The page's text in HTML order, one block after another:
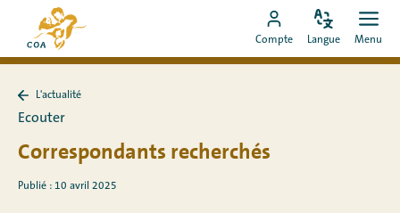
directement
au
Vers
la
page
de
MyCOA
Aller
vers
Compte
Modifiez
langue
Langue Menu
à
L'actualité
Ecouter
Correspondants recherchés
Publié : 10 avril 2025